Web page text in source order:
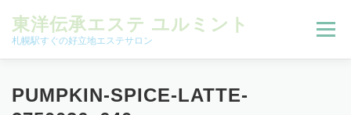
東洋伝承エステ ユルミント
札幌駅すぐの好立地エステサロン
メニュー
初回限定お試しコース（ご新規様限定）
PUMPKIN-SPICE-LATTE-